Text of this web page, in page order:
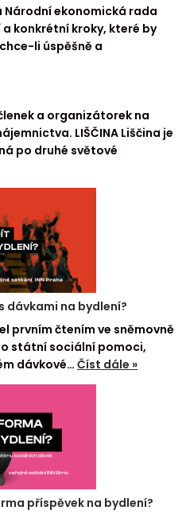
ekonomická rada
a konkrétní kroky, které by
li úspěšně a
a organizátorek na
LIŠČINA Liščina je
po druhé světové
dávkami na bydlení?
prvním čtením ve sněmovně
státní sociální pomoci,
dávkové… Číst dále »
příspěvek na bydlení?